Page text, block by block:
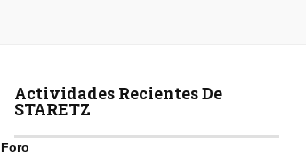
Actividades Recientes De
STARETZ
Foro